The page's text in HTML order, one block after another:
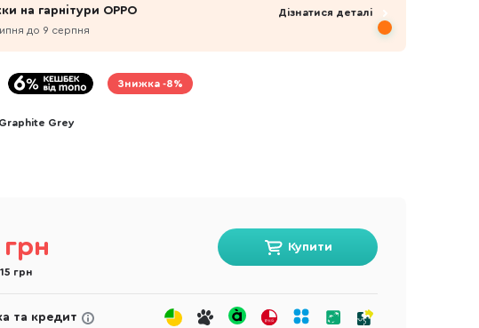
на гарнітури OPPO
до 9 серпня
Дізнатися деталі
Знижка -8%
Graphite Grey
грн
15 грн
Купити
та кредит